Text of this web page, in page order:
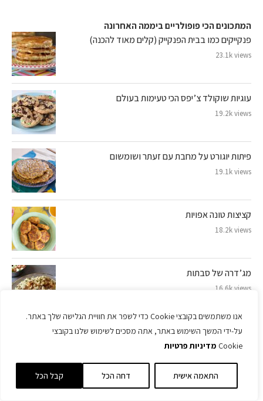
אנו משתמשים בקובצי Cookie כדי לשפר את חוויית הגלישה שלך באתר.
על-ידי המשך השימוש באתר, אתה מסכים לשימוש שלנו בקובצי
Cookie מדיניות פרטיות
התאמה אישית דחה הכל קבל הכל
המתכונים הכי פופולריים ביממה האחרונה
פנקייקים כמו בבית הפנקייק (קלים מאוד להכנה)
23.1k views
עוגיות שוקולד צ’יפס הכי טעימות בעולם
19.2k views
פיתות יוגורט על מחבת עם זעתר ושומשום
19.1k views
קציצות טונה אפויות
18.2k views
מג’דרה של סבתות
16.6k views
סלט קיסר כמו במסעדה (בלי ביצים חיות ובלי אנשובי)
15.5k views
מאפינס תירס שילדים (ומבוגרים) אוהבים במיוחד – רק